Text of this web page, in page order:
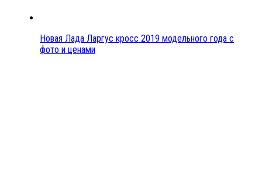
Новая Лада Ларгус кросс 2019 модельного года с
фото и ценами